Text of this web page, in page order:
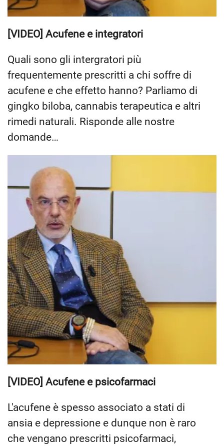
[VIDEO] Acufene e integratori
Quali sono gli intergratori più
frequentemente prescritti a chi soffre di
acufene e che effetto hanno? Parliamo di
gingko biloba, cannabis terapeutica e altri
rimedi naturali. Risponde alle nostre
domande…
[VIDEO] Acufene e psicofarmaci
L'acufene è spesso associato a stati di
ansia e depressione e dunque non è raro
che vengano prescritti psicofarmaci,